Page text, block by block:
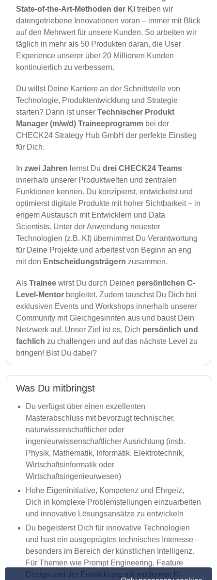
State-of-the-Art-Methoden der KI treiben wir
datengetriebene Innovationen voran – immer mit Blick
auf den Mehrwert für unsere Kunden. So arbeiten wir
täglich in mehr als 50 Produkten daran, die User
Experience unserer über 20 Millionen Kunden
kontinuierlich zu verbessern.
Du willst Deine Karriere an der Schnittstelle von
Technologie, Produktentwicklung und Strategie
starten? Dann ist unser Technischer Produkt
Manager (m/w/d) Traineeprogramm bei der
CHECK24 Strategy Hub GmbH der perfekte Einstieg
für Dich.
In zwei Jahren lernst Du drei CHECK24 Teams
innerhalb unserer Produktwelten und zentralen
Funktionen kennen. Du konzipierst, entwickelst und
optimierst digitale Produkte mit hoher Sichtbarkeit – in
engem Austausch mit Entwicklern und Data
Scientists. Unter der Anwendung neuester
Technologien (z.B. KI) übernimmst Du Verantwortung
für Deine Projekte und arbeitest von Beginn an eng
mit den Entscheidungsträgern zusammen.
Als Trainee wirst Du durch Deinen persönlichen C-
Level-Mentor begleitet. Zudem tauschst Du Dich bei
exklusiven Events und Workshops innerhalb unserer
Community mit Gleichgesinnten aus und baust Dein
Netzwerk auf. Unser Ziel ist es, Dich persönlich und
fachlich zu challengen und auf das nächste Level zu
bringen! Bist Du dabei?
Was Du mitbringst
Du verfügst über einen exzellenten
Masterabschluss mit bevorzugt technischer,
naturwissenschaftlicher oder
ingenieurwissenschaftlicher Ausrichtung (insb.
Physik, Mathematik, Informatik, Elektrotechnik,
Wirtschaftsinformatik oder
Wirtschaftsingenieurwesen)
Hohe Eigeninitiative, Kompetenz und Ehrgeiz,
Dich in komplexe Problemstellungen einzuarbeiten
und innovative Lösungsansätze zu entwickeln
Du begeisterst Dich für innovative Technologien
und hast ein ausgeprägtes technisches Interesse –
besonders im Bereich der künstlichen Intelligenz.
Für Themen wie Prompt Engineering, Feature
Design und der Entwicklung mit modernen KI-